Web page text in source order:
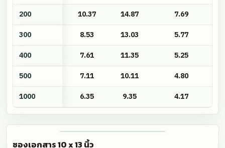
12
นิ้ว
200
10.37 14.87
7.69
300
8.53 13.03
5.77
400
7.61 11.35
5.25
500
7.11 10.11
4.80
1000
6.35 9.35 4.17
ซองเอกสาร 10 x 13 นิ้ว